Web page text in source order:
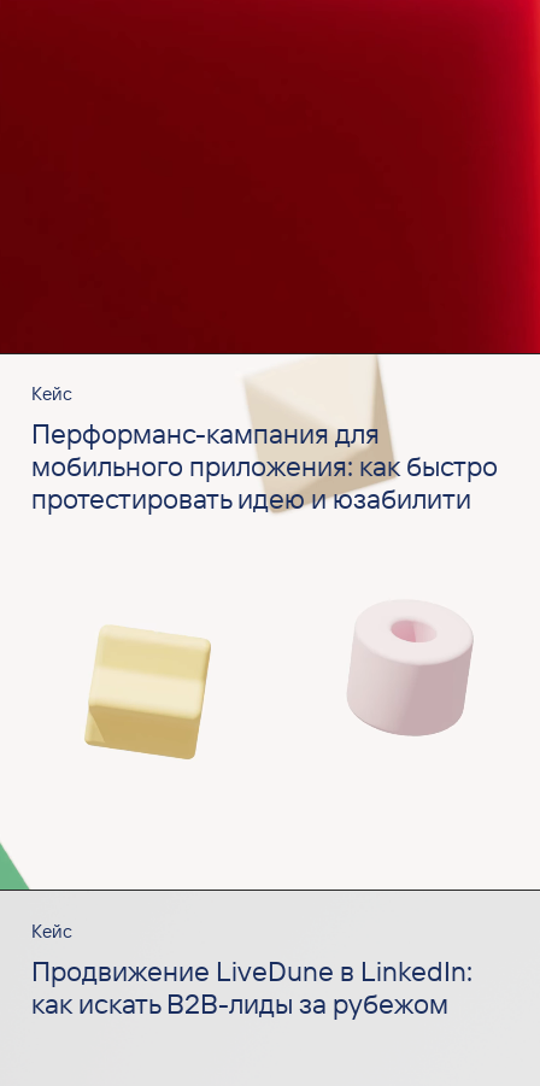
Кейс
Перформанс-кампания для
мобильного приложения: как быстро
протестировать идею и юзабилити
Кейс
Продвижение LiveDune в LinkedIn:
как искать B2B-лиды за рубежом